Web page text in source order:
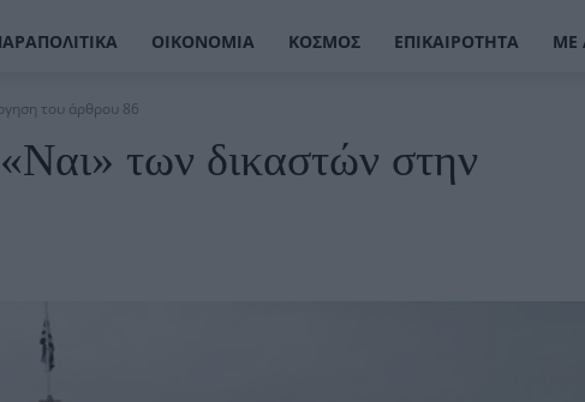
ΟΙΚΟΝΟΜΊΑ ΚΌΣΜΟΣ ΕΠΙΚΑΙΡΌΤΗΤΑ ΜΕ
του άρθρου 86
των δικαστών στην